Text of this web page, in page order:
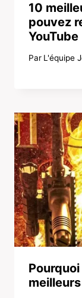
10
pouvez
YouTube
Par L'équipe